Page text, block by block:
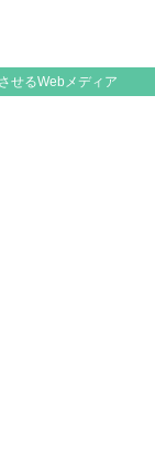
せるWebメディア